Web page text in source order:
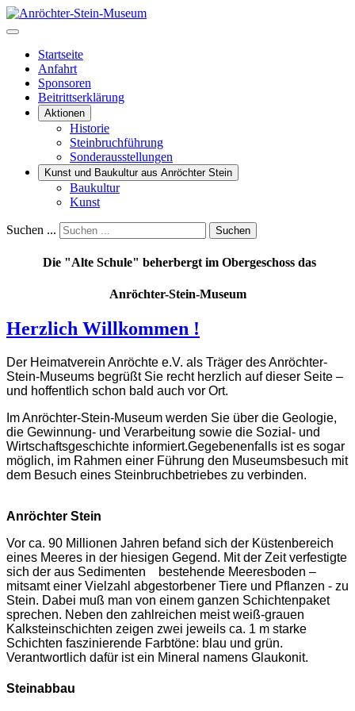
Startseite
Anfahrt
Sponsoren
Beitrittserklärung
Aktionen
Historie
Steinbruchführung
Sonderausstellungen
Kunst und Baukultur aus Anröchter Stein
Baukultur
Kunst
Suchen ... Suchen
Die "Alte Schule" beherbergt im Obergeschoss das
Anröchter-Stein-Museum
Herzlich Willkommen !
Der Heimatverein Anröchte e.V. als Träger des Anröchter-
Stein-Museums begrüßt Sie recht herzlich auf dieser Seite –
und hoffentlich schon bald auch vor Ort.
Im Anröchter-Stein-Museum werden Sie über die Geologie,
die Gewinnung- und Verarbeitung sowie die Sozial- und
Wirtschaftsgeschichte informiert.Gegebenenfalls ist es sogar
möglich, im Rahmen einer Führung den Museumsbesuch mit
dem Besuch eines Steinbruchbetriebes zu verbinden.
Anröchter Stein
Vor ca. 90 Millionen Jahren befand sich der Küstenbereich
eines Meeres in der hiesigen Gegend. Mit der Zeit verfestigte
sich der aus Sedimenten bestehende Meeresboden –
mitsamt einer Vielzahl abgestorbener Tiere und Pflanzen - zu
Stein. Dabei muß man von einem ganzen Schichtenpaket
sprechen. Neben den zahlreichen meist weiß-grauen
Kalksteinschichten zeigen zwei jeweils ca. 1 m starke
Schichten faszinierende Farbtöne: blau und grün.
Verantwortlich dafür ist ein Mineral namens Glaukonit.
Steinabbau